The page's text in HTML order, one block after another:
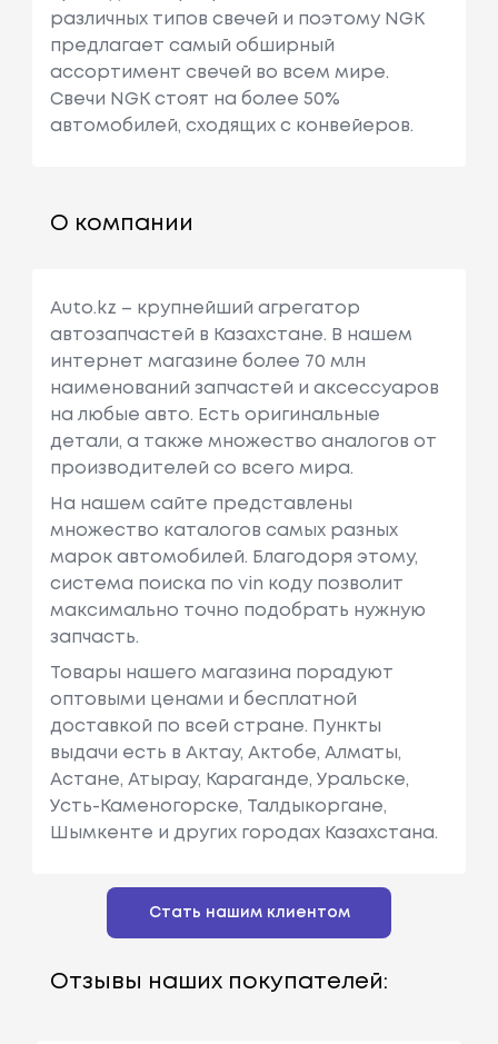
различных типов свечей и поэтому NGK
предлагает самый обширный
ассортимент свечей во всем мире.
Свечи NGK стоят на более 50%
автомобилей, сходящих с конвейеров.
О компании
Auto.kz – крупнейший агрегатор
автозапчастей в Казахстане. В нашем
интернет магазине более 70 млн
наименований запчастей и аксессуаров
на любые авто. Есть оригинальные
детали, а также множество аналогов от
производителей со всего мира.
На нашем сайте представлены
множество каталогов самых разных
марок автомобилей. Благодоря этому,
система поиска по vin коду позволит
максимально точно подобрать нужную
запчасть.
Товары нашего магазина порадуют
оптовыми ценами и бесплатной
доставкой по всей стране. Пункты
выдачи есть в Актау, Актобе, Алматы,
Астане, Атырау, Караганде, Уральске,
Усть-Каменогорске, Талдыкоргане,
Шымкенте и других городах Казахстана.
Стать нашим клиентом
Отзывы наших покупателей: